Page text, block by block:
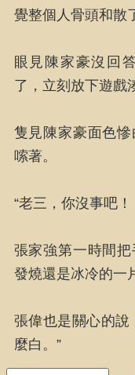
覺整個人骨頭和散
眼見陳家豪沒回
了，立刻放下遊戲
隻見陳家豪面色
嗦著。
“老三，你沒事吧！
張家強第一時間
發燒還是冰冷的一
張偉也是關心的說
麼白。”